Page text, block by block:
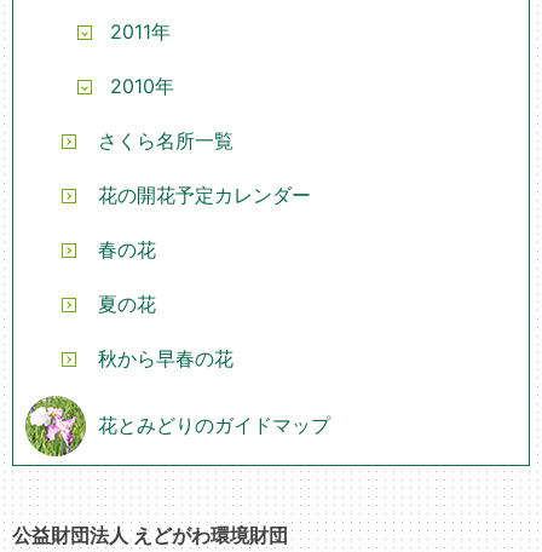
2011年
2010年
さくら名所一覧
花の開花予定カレンダー
春の花
夏の花
秋から早春の花
花とみどりのガイドマップ
公益財団法人 えどがわ環境財団